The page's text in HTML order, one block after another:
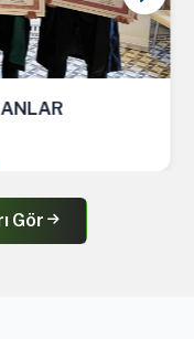
Gör